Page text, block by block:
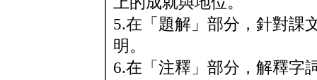
5.在「題解」部分，針對課
明。
6.在「注釋」部分，解釋字